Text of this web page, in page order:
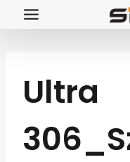
Przejdź
Ultra